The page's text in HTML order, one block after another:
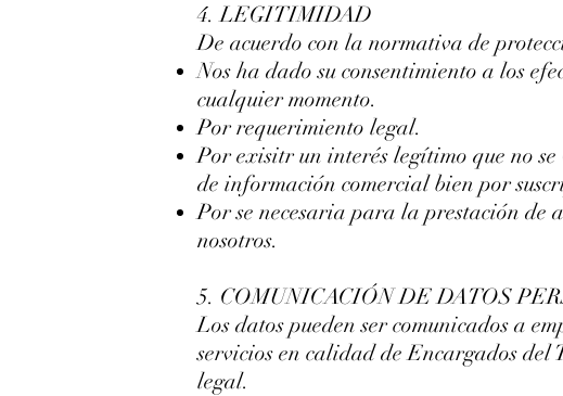
4. LEGITIMIDAD
De acuerdo con la normativa de
Nos ha dado su consentimiento a los
cualquier momento.
Por requerimiento legal.
Por exisitr un interés legítimo que no
de información comercial bien por
Por se necesaria para la prestación de
nosotros.
5. COMUNICACIÓN DE DATOS
Los datos pueden ser comunicados a
servicios en calidad de Encargados
legal.